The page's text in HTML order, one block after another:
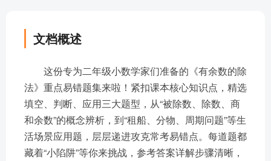
文档概述
这份专为二年级小数学家们准备的《有余数的除
法》重点易错题集来啦！紧扣课本核心知识点，精选
填空、判断、应用三大题型，从“被除数、除数、商
和余数”的概念辨析，到“租船、分物、周期问题”等生
活场景应用题，层层递进攻克常考易错点。每道题都
藏着“小陷阱”等你来挑战，参考答案详解步骤清晰，